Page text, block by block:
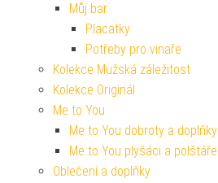
Můj bar
Placatky
Potřeby pro vinaře
Kolekce Mužská záležitost
Kolekce Originál
Me to You
Me to You dobroty a doplňky
Me to You plyšáci a polštáře
Oblečení a doplňky